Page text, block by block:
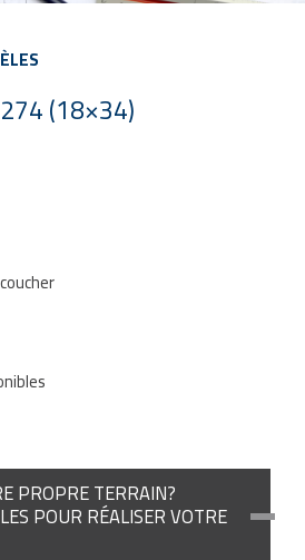
(18×34)
PROPRE TERRAIN?
POUR RÉALISER VOTRE